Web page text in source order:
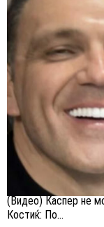
(Видео) Каспер не
Костиќ: По...